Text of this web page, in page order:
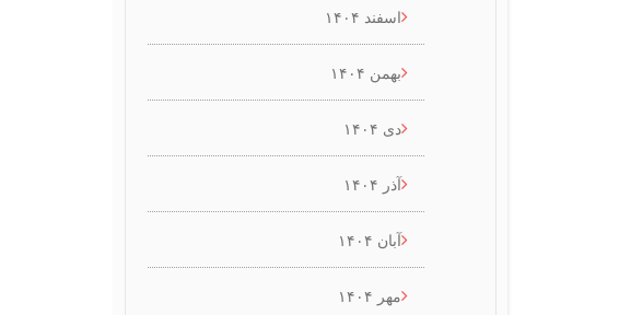
اسفند ۱۴۰۴
بهمن ۱۴۰۴
دی ۱۴۰۴
آذر ۱۴۰۴
آبان ۱۴۰۴
مهر ۱۴۰۴